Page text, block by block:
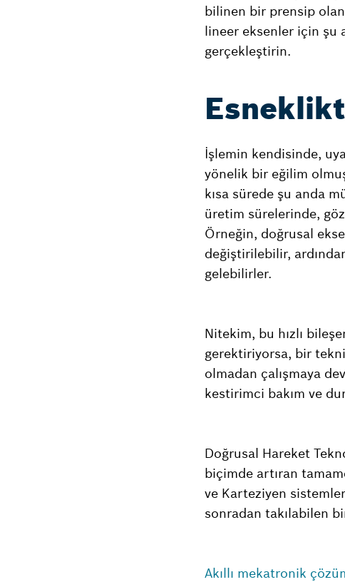
bilinen bir prensip
lineer eksenler için şu
gerçekleştirin.
İşlemin kendisinde,
yönelik bir eğilim
kısa sürede şu anda
üretim sürelerinde,
Örneğin, doğrusal
değiştirilebilir,
gelebilirler.
Nitekim, bu hızlı
gerektiriyorsa, bir
olmadan çalışmaya
kestirimci bakım ve
Doğrusal Hareket
biçimde artıran
ve Karteziyen
sonradan takılabilen
Akıllı mekatronik